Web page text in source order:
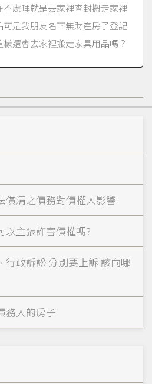
處理就是去家裡查封搬走家裡
可是我朋友名下無財產房子登記
還會去家裡搬走家具用品嗎？
償清之債務對債權人影響
以主張詐害債權嗎?
行政訴訟 分別要上訴 該向哪
務人的房子